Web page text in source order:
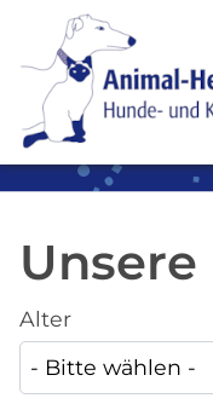
SKIP TO MAIN
Unsere
Alter